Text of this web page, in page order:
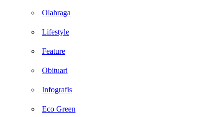
Olahraga
Lifestyle
Feature
Obituari
Infografis
Eco Green